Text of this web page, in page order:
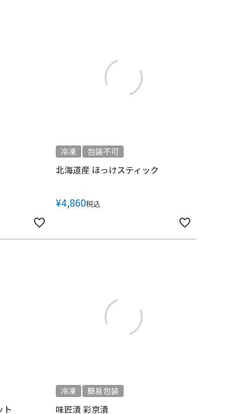
冷凍 包装不可
北海道産 ほっけスティック
¥4,860税込
ト
冷凍 簡易包装
味匠漬 彩京漬